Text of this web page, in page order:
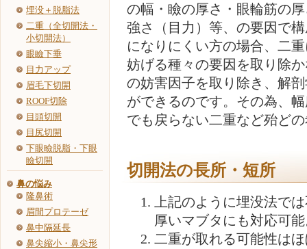
埋没＋脱脂法
二重（全切開法・
小切開法）
眼瞼下垂
目力アップ
眉毛下切開
ROOF切除
目頭切開
目尻切開
下眼瞼脱脂・下眼
瞼切開
鼻の悩み
隆鼻術
眉間プロテーゼ
鼻中隔延長
鼻尖縮小・鼻尖形
の幅・瞼の厚さ・眼輪筋の
強さ（目力）等、の要因で
になりにくい方の場合、二
妨げる種々の要因を取り除
の妨害因子を取り除き、解
ができるのです。その為、
でも戻らない二重など殆ど
切開法の長所・短所
上記のように埋没法で
厚いマブタにも対応可
二重が取れる可能性は